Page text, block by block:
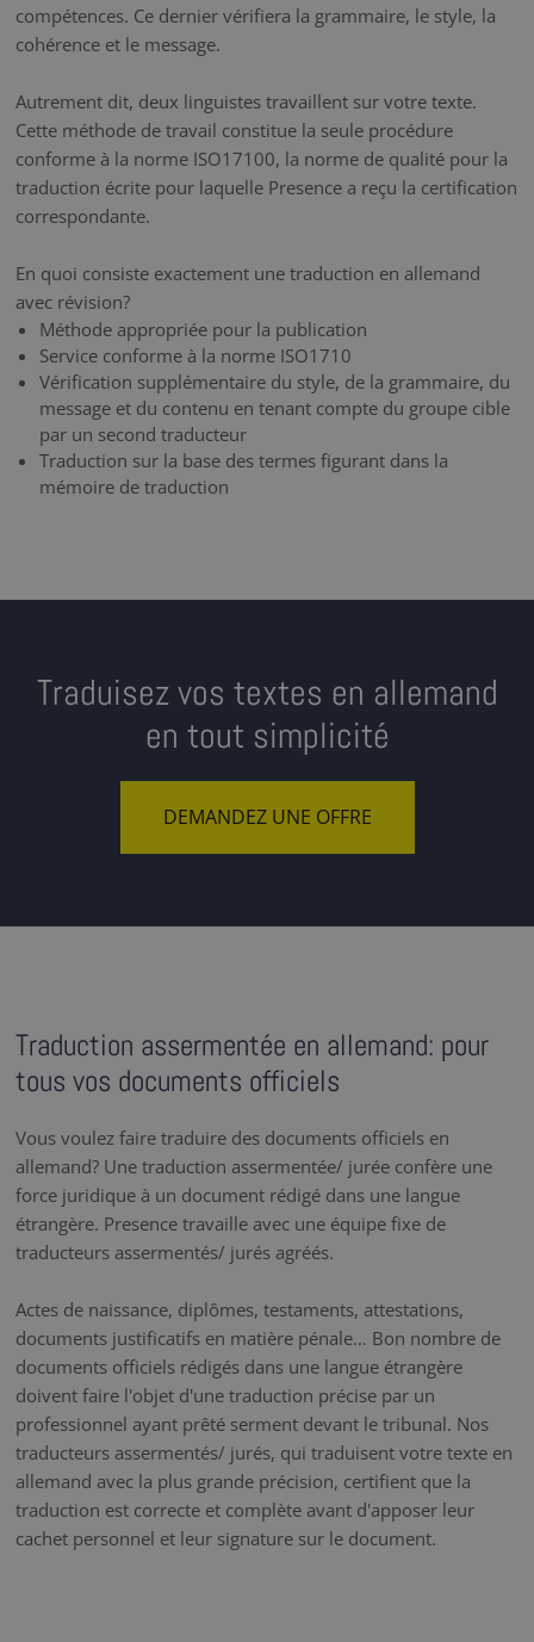
compétences. Ce dernier vérifiera la grammaire, le style, la
cohérence et le message.
Autrement dit, deux linguistes travaillent sur votre texte.
Cette méthode de travail constitue la seule procédure
conforme à la norme ISO17100, la norme de qualité pour la
traduction écrite pour laquelle Presence a reçu la certification
correspondante.
En quoi consiste exactement une traduction en allemand
avec révision?
Méthode appropriée pour la publication
Service conforme à la norme ISO1710
Vérification supplémentaire du style, de la grammaire, du
message et du contenu en tenant compte du groupe cible
par un second traducteur
Traduction sur la base des termes figurant dans la
mémoire de traduction
Traduisez vos textes en allemand
en tout simplicité
DEMANDEZ UNE OFFRE
Traduction assermentée en allemand: pour
tous vos documents officiels
Vous voulez faire traduire des documents officiels en
allemand? Une traduction assermentée/ jurée confère une
force juridique à un document rédigé dans une langue
étrangère. Presence travaille avec une équipe fixe de
traducteurs assermentés/ jurés agréés.
Actes de naissance, diplômes, testaments, attestations,
documents justificatifs en matière pénale… Bon nombre de
documents officiels rédigés dans une langue étrangère
doivent faire l'objet d'une traduction précise par un
professionnel ayant prêté serment devant le tribunal. Nos
traducteurs assermentés/ jurés, qui traduisent votre texte en
allemand avec la plus grande précision, certifient que la
traduction est correcte et complète avant d'apposer leur
cachet personnel et leur signature sur le document.